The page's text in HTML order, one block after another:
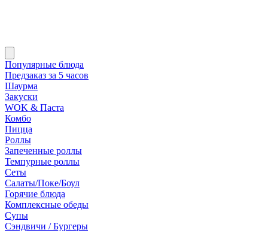
Популярные блюда
Предзаказ за 5 часов
Шаурма
Закуски
WOK & Паста
Комбо
Пицца
Роллы
Запеченные роллы
Темпурные роллы
Сеты
Cалаты/Поке/Боул
Горячие блюда
Комплексные обеды
Супы
Сэндвичи / Бургеры